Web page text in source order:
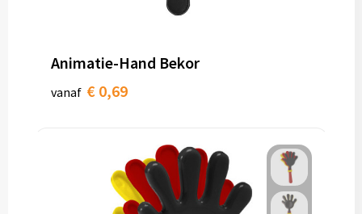
Animatie-Hand Bekor
vanaf € 0,69